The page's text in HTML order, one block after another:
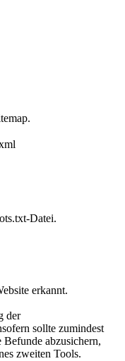
Datei.
erkannt.
der
sollte zumindest
abzusichern,
zweiten Tools.